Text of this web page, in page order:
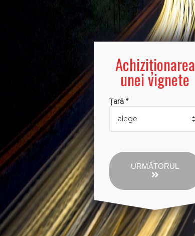
Achiziționarea
unei vignete
Țară *